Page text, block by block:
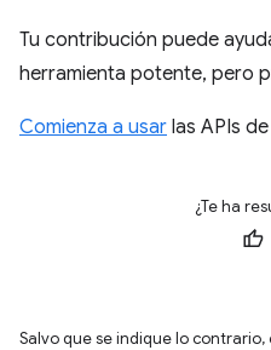
Tu contribución puede
herramienta potente, pero
Comienza a usar las APIs
¿Te ha
Salvo que se indique lo